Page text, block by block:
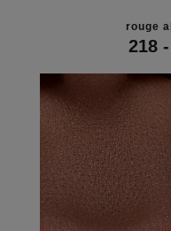
rouge
218